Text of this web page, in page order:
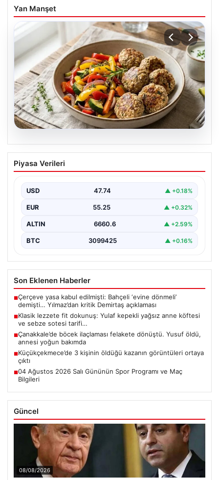
Yan Manşet
07.08.2026
Klasik lezzete fit dokunuş: Yulaf kepekli
yağsız anne köftesi ve sebze sotesi
{"title": "Klasik Lezzete Fit Dokunuş: Yulaf Kepekli
Piyasa Verileri
USD 47.74 ▲ +0.18%
EUR 55.25 ▲ +0.32%
ALTIN 6660.6 ▲ +2.59%
BTC 3099425 ▲ +0.16%
Son Eklenen Haberler
■Çerçeve yasa kabul edilmişti: Bahçeli ‘evine dönmeli’
demişti… Yılmaz’dan kritik Demirtaş açıklaması
■Klasik lezzete fit dokunuş: Yulaf kepekli yağsız anne köftesi
ve sebze sotesi tarifi…
■Çanakkale’de böcek ilaçlaması felakete dönüştü. Yusuf öldü,
annesi yoğun bakımda
■Küçükçekmece’de 3 kişinin öldüğü kazanın görüntüleri ortaya
çıktı
■04 Ağustos 2026 Salı Gününün Spor Programı ve Maç
Bilgileri
Güncel
08/08/2026